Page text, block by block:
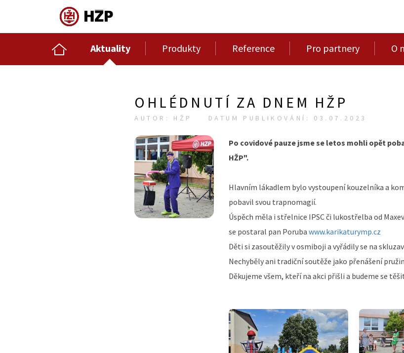
Aktuality Produkty Reference Pro partnery O
OHLÉDNUTÍ ZA DNEM HŽP
AUTOR: HŽP DATUM PUBLIKOVÁNÍ: 03.07.2023
Po covidové pauze jsme se letos mohli opět
HŽP".
Hlavním lákadlem bylo vystoupení kouzelníka a
pobavil svou trapnomagií.
Úspěch měla i střelnice IPSC či lukostřelba od
se postaral pan Poruba www.karikaturymp.cz
Děti si zasoutěžily v osmiboji a vyřádily se na
Nechyběly ani tradiční soutěže jako přenášení
Děkujeme všem, kteří na akci přišli a budeme se